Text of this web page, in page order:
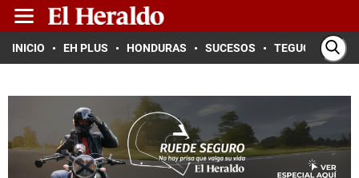
INICIO EH PLUS HONDURAS SUCESOS TEGUCIGALPA